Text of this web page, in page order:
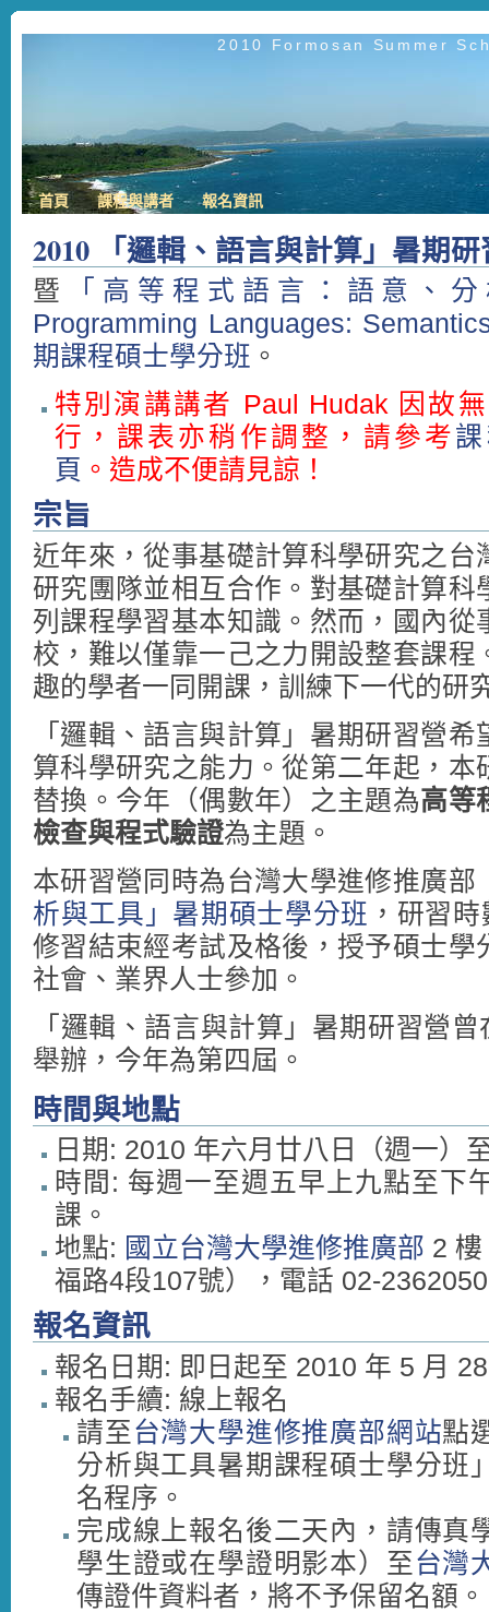
2010 Formosan Summer
首頁 課程與講者 報名資訊
2010 「邏輯、語言與計算」暑期
暨
「高等程式語言：語意、
Programming Languages:
期課程碩士學分班 。
特別演講講者 Paul Hudak 因故
行，課表亦稍作調整，請參考
頁 。造成不便請見諒！
宗旨
近年來，從事基礎計算科學研究之
研究團隊並相互合作。對基礎計算
列課程學習基本知識。然而，國內從
校，難以僅靠一己之力開設整套課
趣的學者一同開課，訓練下一代的研
「邏輯、語言與計算」暑期研習營
算科學研究之能力。從第二年起，
替換。今年（偶數年）之主題為高等
檢查與程式驗證為主題。
本研習營同時為台灣大學進修推廣部
析與工具」暑期碩士學分班 ，研習
修習結束經考試及格後，授予碩士學
社會、業界人士參加。
「邏輯、語言與計算」暑期研習營
舉辦，今年為第四屆。
時間與地點
日期: 2010 年六月廿八日（週一）
時間: 每週一至週五早上九點至下
課。
地點: 國立台灣大學進修推廣部 2
福路4段107號），電話 02-
報名資訊
報名日期: 即日起至 2010 年 5 月
報名手續: 線上報名
請至台灣大學進修推廣部網站點
分析與工具暑期課程碩士學分班
名程序。
完成線上報名後二天內，請傳真
學生證或在學證明影本）至台灣
傳證件資料者，將不予保留名額。